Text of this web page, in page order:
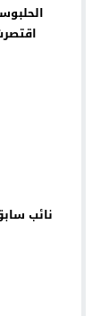
اقتصرت
نائب